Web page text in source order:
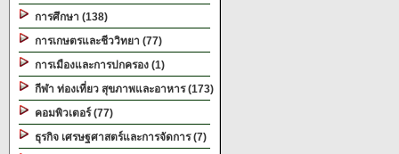
การศึกษา (138)
การเกษตรและชีววิทยา (77)
การเมืองและการปกครอง (1)
กีฬา ท่องเที่ยว สุขภาพและอาหาร (173)
คอมพิวเตอร์ (77)
ธุรกิจ เศรษฐศาสตร์และการจัดการ (7)